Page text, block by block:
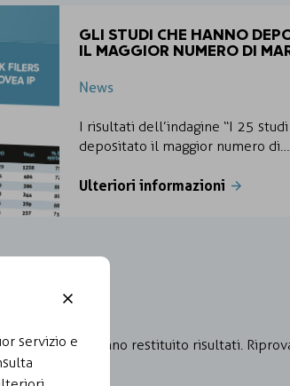
GLI STUDI CHE HANNO
IL MAGGIOR NUMERO DI
News
I risultati dell’indagine “I 25
depositato il maggior numero di…
Ulteriori informazioni
non hanno restituito risultati.
servizio e